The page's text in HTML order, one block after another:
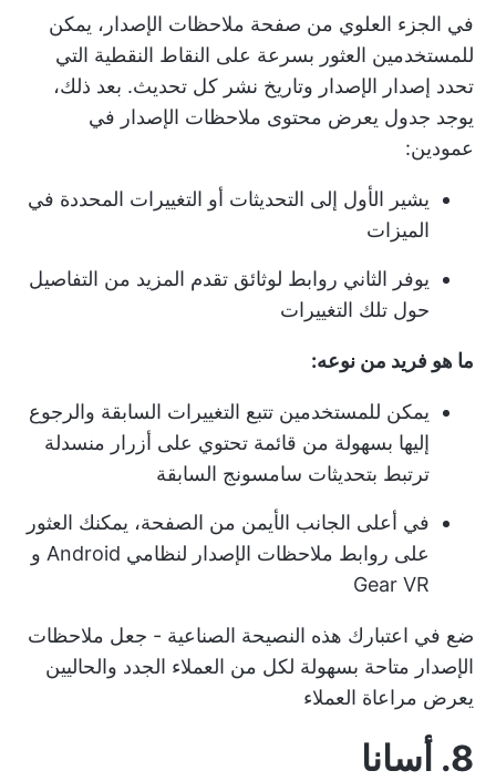
في الجزء العلوي من صفحة ملاحظات الإصدار، يمكن
للمستخدمين العثور بسرعة على النقاط النقطية التي
تحدد إصدار الإصدار وتاريخ نشر كل تحديث. بعد ذلك،
يوجد جدول يعرض محتوى ملاحظات الإصدار في
عمودين:
يشير الأول إلى التحديثات أو التغييرات المحددة في
الميزات
يوفر الثاني روابط لوثائق تقدم المزيد من التفاصيل
حول تلك التغييرات
ما هو فريد من نوعه:
يمكن للمستخدمين تتبع التغييرات السابقة والرجوع
إليها بسهولة من قائمة تحتوي على أزرار منسدلة
ترتبط بتحديثات سامسونج السابقة
في أعلى الجانب الأيمن من الصفحة، يمكنك العثور
على روابط ملاحظات الإصدار لنظامي Android و
Gear VR
ضع في اعتبارك هذه النصيحة الصناعية - جعل ملاحظات
الإصدار متاحة بسهولة لكل من العملاء الجدد والحاليين
يعرض مراعاة العملاء
8. أسانا